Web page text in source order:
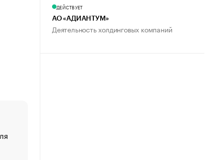
ДЕЙСТВУЕТ
АО «АДИАНТУМ»
Деятельность холдинговых компаний